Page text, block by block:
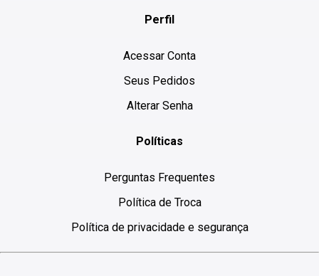
Perfil
Acessar Conta
Seus Pedidos
Alterar Senha
Políticas
Perguntas Frequentes
Política de Troca
Política de privacidade e segurança